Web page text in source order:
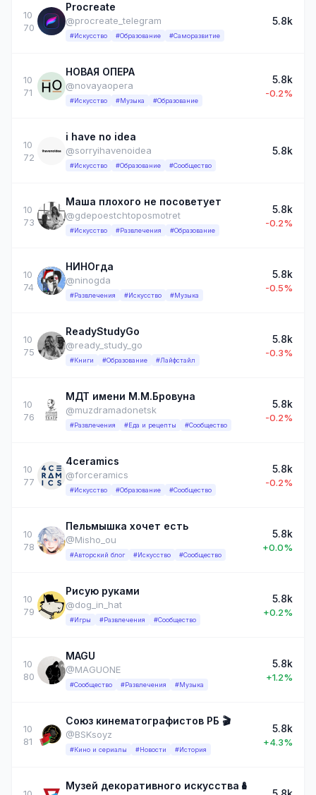
10
70
Procreate
@procreate_telegram
#Искусство #Образование #Саморазвитие
5.8k
10
71
НОВАЯ ОПЕРА
@novayaopera
#Искусство #Музыка #Образование
5.8k
-0.2%
10
72
i have no idea
@sorryihavenoidea
#Искусство #Образование #Сообщество
5.8k
10
73
Маша плохого не посоветует
@gdepoestchtoposmotret
#Искусство #Развлечения #Образование
5.8k
-0.2%
10
74
НИНОгда
@ninogda
#Развлечения #Искусство #Музыка
5.8k
-0.5%
10
75
ReadyStudyGo
@ready_study_go
#Книги #Образование #Лайфстайл
5.8k
-0.3%
10
76
МДТ имени М.М.Бровуна
@muzdramadonetsk
#Развлечения #Еда и рецепты #Сообщество
5.8k
-0.2%
10
77
4ceramics
@forceramics
#Искусство #Образование #Сообщество
5.8k
-0.2%
10
78
Пельмышка хочет есть
@Misho_ou
#Авторский блог #Искусство #Сообщество
5.8k
+0.0%
10
79
Рисую руками
@dog_in_hat
#Игры #Развлечения #Сообщество
5.8k
+0.2%
10
80
MAGU
@MAGUONE
#Сообщество #Развлечения #Музыка
5.8k
+1.2%
10
81
Союз кинематографистов РБ 🎬
@BSKsoyz
#Кино и сериалы #Новости #История
5.8k
+4.3%
Музей декоративного искусства🪆